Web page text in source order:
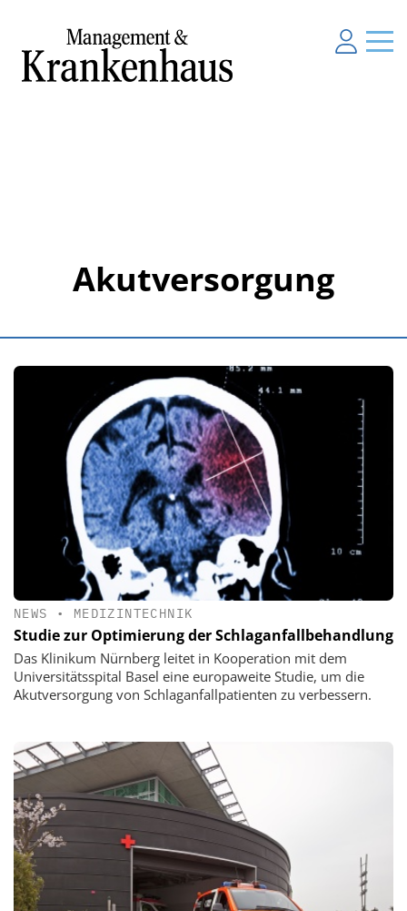
Akutversorgung
NEWS • MEDIZINTECHNIK
Studie zur Optimierung der Schlaganfallbehandlung
Das Klinikum Nürnberg leitet in Kooperation mit dem
Universitätsspital Basel eine europaweite Studie, um die
Akutversorgung von Schlaganfallpatienten zu verbessern.